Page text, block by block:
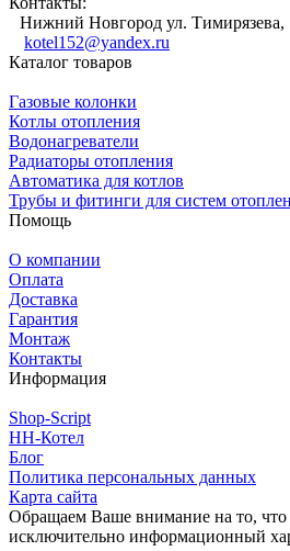
Нижний Новгород ул. Тимирязева,
kotel152@yandex.ru
Каталог товаров
Газовые колонки
Котлы отопления
Водонагреватели
Радиаторы отопления
Автоматика для котлов
Трубы и фитинги для систем
Помощь
О компании
Оплата
Доставка
Гарантия
Монтаж
Контакты
Информация
Shop-Script
НН-Котел
Блог
Политика персональных данных
Карта сайта
Обращаем Ваше внимание на то, что
исключительно информационный